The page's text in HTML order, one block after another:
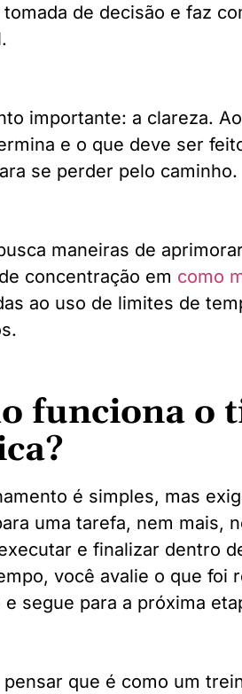
tomada de decisão e faz
importante: a clareza.
e o que deve ser
se perder pelo caminho.
maneiras de
concentração em como
ao uso de limites de
funciona o
é simples, mas
uma tarefa, nem mais,
e finalizar dentro
você avalie o que foi
segue para a próxima
pensar que é como um